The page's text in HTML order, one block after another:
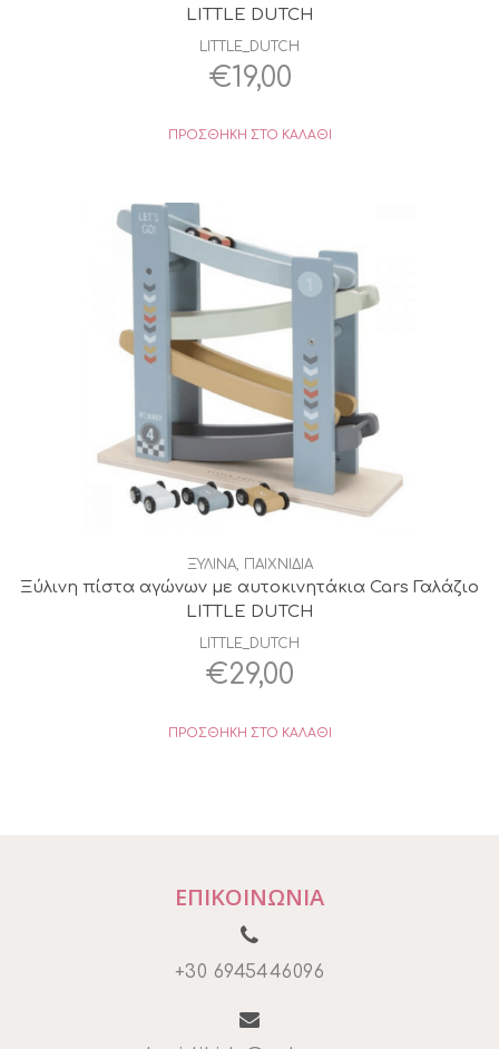
LITTLE DUTCH
LITTLE_DUTCH
€19,00
ΠΡΟΣΘΉΚΗ ΣΤΟ ΚΑΛΆΘΙ
ΞΥΛΙΝΑ, ΠΑΙΧΝΙΔΙΑ
Ξύλινη πίστα αγώνων με αυτοκινητάκια Cars Γαλάζιο
LITTLE DUTCH
LITTLE_DUTCH
€29,00
ΠΡΟΣΘΉΚΗ ΣΤΟ ΚΑΛΆΘΙ
ΕΠΙΚΟΙΝΩΝΙΑ
+30 6945446096